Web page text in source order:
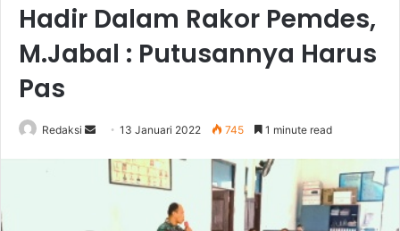
Hadir Dalam Rakor Pemdes,
M.Jabal : Putusannya Harus
Pas
Redaksi
Send
email
13 Januari 2022 745 1 minute read